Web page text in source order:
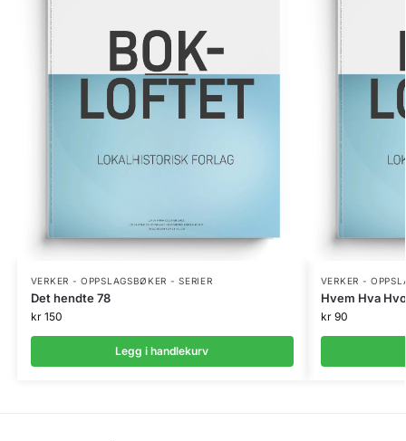
VERKER - OPPSLAGSBØKER - SERIER
Det hendte 78
kr150
Legg i handlekurv
VERKER -
Hvem Hva
kr90